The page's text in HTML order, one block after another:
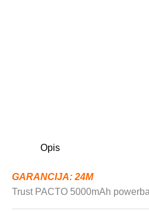
Opis
GARANCIJA: 24M
Trust PACTO 5000mAh